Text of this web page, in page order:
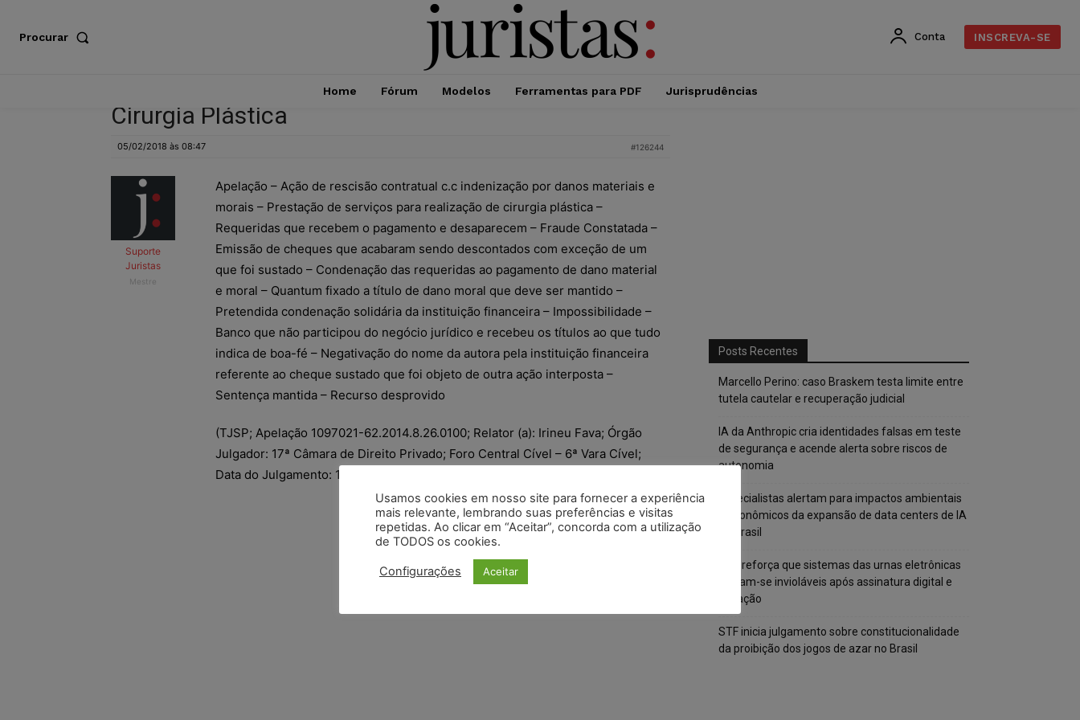
Procurar Conta INSCREVA-SE
Home Fórum Modelos Ferramentas para PDF Jurisprudências
Cirurgia Plástica
05/02/2018 às 08:47 #126244
Suporte
Juristas
Mestre
Apelação – Ação de rescisão contratual c.c indenização por danos materiais e
morais – Prestação de serviços para realização de cirurgia plástica –
Requeridas que recebem o pagamento e desaparecem – Fraude Constatada –
Emissão de cheques que acabaram sendo descontados com exceção de um
que foi sustado – Condenação das requeridas ao pagamento de dano material
e moral – Quantum fixado a título de dano moral que deve ser mantido –
Pretendida condenação solidária da instituição financeira – Impossibilidade –
Banco que não participou do negócio jurídico e recebeu os títulos ao que tudo
indica de boa-fé – Negativação do nome da autora pela instituição financeira
referente ao cheque sustado que foi objeto de outra ação interposta –
Sentença mantida – Recurso desprovido
(TJSP; Apelação 1097021-62.2014.8.26.0100; Relator (a): Irineu Fava; Órgão
Julgador: 17ª Câmara de Direito Privado; Foro Central Cível – 6ª Vara Cível;
Data do Julgamento: 14/09/2017; Data de Registro: 14/09/2017)
Posts Recentes
Marcello Perino: caso Braskem testa limite entre
tutela cautelar e recuperação judicial
IA da Anthropic cria identidades falsas em teste
de segurança e acende alerta sobre riscos de
autonomia
Especialistas alertam para impactos ambientais
e econômicos da expansão de data centers de IA
no Brasil
TSE reforça que sistemas das urnas eletrônicas
tornam-se invioláveis após assinatura digital e
lacração
STF inicia julgamento sobre constitucionalidade
da proibição dos jogos de azar no Brasil
Usamos cookies em nosso site para fornecer a experiência
mais relevante, lembrando suas preferências e visitas
repetidas. Ao clicar em “Aceitar”, concorda com a utilização
de TODOS os cookies.
Configurações Aceitar